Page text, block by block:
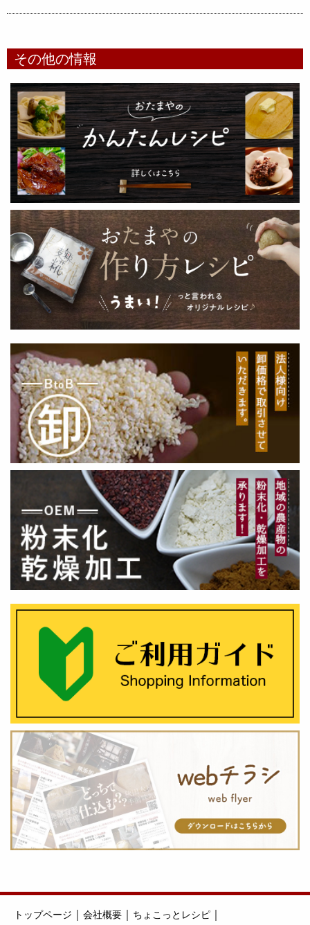
その他の情報
トップページ ｜ 会社概要 ｜ ちょこっとレシピ ｜